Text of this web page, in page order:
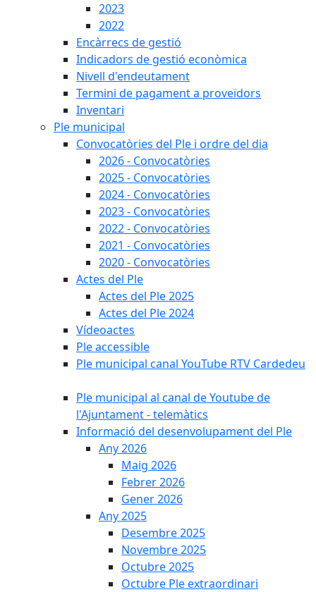
2023
2022
Encàrrecs de gestió
Indicadors de gestió econòmica
Nivell d'endeutament
Termini de pagament a proveïdors
Inventari
Ple municipal
Convocatòries del Ple i ordre del dia
2026 - Convocatòries
2025 - Convocatòries
2024 - Convocatòries
2023 - Convocatòries
2022 - Convocatòries
2021 - Convocatòries
2020 - Convocatòries
Actes del Ple
Actes del Ple 2025
Actes del Ple 2024
Vídeoactes
Ple accessible
Ple municipal canal YouTube RTV Cardedeu
Ple municipal al canal de Youtube de
l'Ajuntament - telemàtics
Informació del desenvolupament del Ple
Any 2026
Maig 2026
Febrer 2026
Gener 2026
Any 2025
Desembre 2025
Novembre 2025
Octubre 2025
Octubre Ple extraordinari